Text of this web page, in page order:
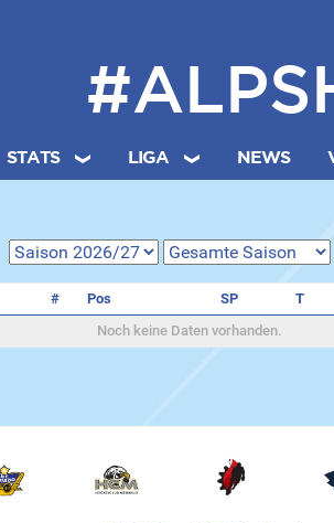
STATS LIGA NEWS
# Pos SP T
Noch keine Daten vorhanden.